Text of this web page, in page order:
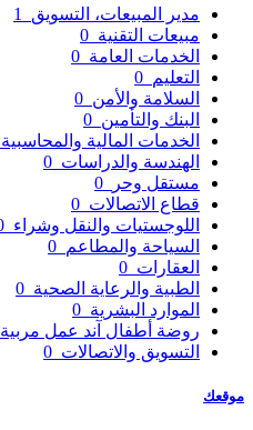
مدير المبيعات، التسويق
مبيعات التقنية
الخدمات العامة
التعليم
السلامة والأمن
البنك والتأمين
الخدمات المالية والمحاسبية
الهندسة والدراسات
مستقل وحر
قطاع الاتصالات
اللوجستيات والنقل وشراء
السياحة والمطاعم
العقارات
الطبية والرعاية الصحية
الموارد البشرية
روضة أطفال آند عمل مربية
التسويق والاتصالات
موقعك